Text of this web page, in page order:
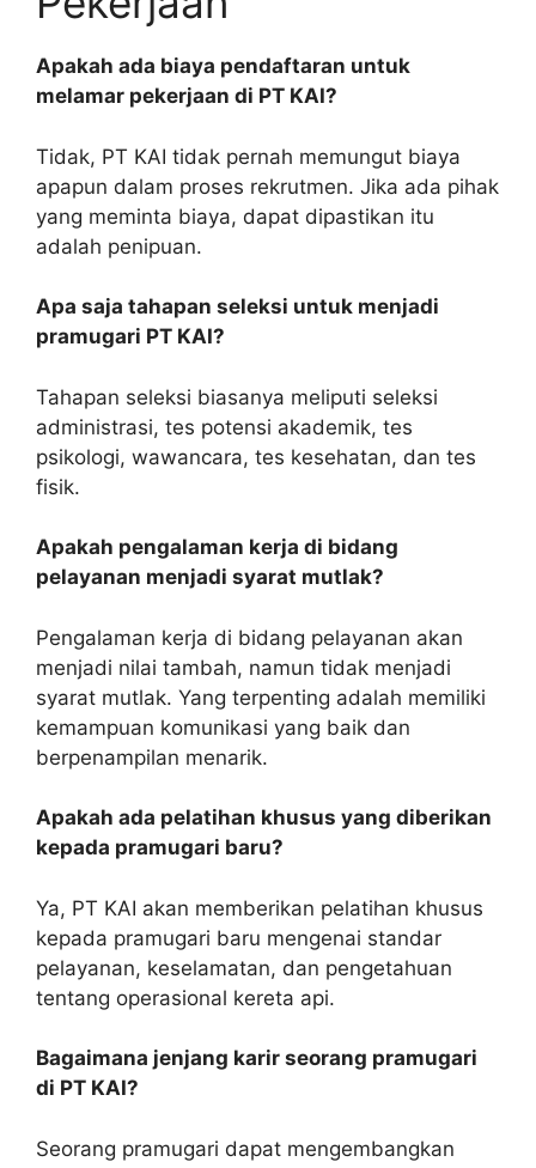
Apakah ada biaya pendaftaran untuk
melamar pekerjaan di PT KAI?
Tidak, PT KAI tidak pernah memungut biaya
apapun dalam proses rekrutmen. Jika ada pihak
yang meminta biaya, dapat dipastikan itu
adalah penipuan.
Apa saja tahapan seleksi untuk menjadi
pramugari PT KAI?
Tahapan seleksi biasanya meliputi seleksi
administrasi, tes potensi akademik, tes
psikologi, wawancara, tes kesehatan, dan tes
fisik.
Apakah pengalaman kerja di bidang
pelayanan menjadi syarat mutlak?
Pengalaman kerja di bidang pelayanan akan
menjadi nilai tambah, namun tidak menjadi
syarat mutlak. Yang terpenting adalah memiliki
kemampuan komunikasi yang baik dan
berpenampilan menarik.
Apakah ada pelatihan khusus yang diberikan
kepada pramugari baru?
Ya, PT KAI akan memberikan pelatihan khusus
kepada pramugari baru mengenai standar
pelayanan, keselamatan, dan pengetahuan
tentang operasional kereta api.
Bagaimana jenjang karir seorang pramugari
di PT KAI?
Seorang pramugari dapat mengembangkan